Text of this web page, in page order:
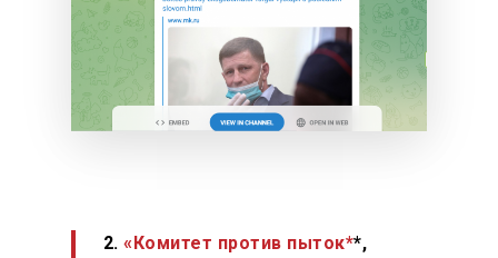
2.«Комитет против пыток**,